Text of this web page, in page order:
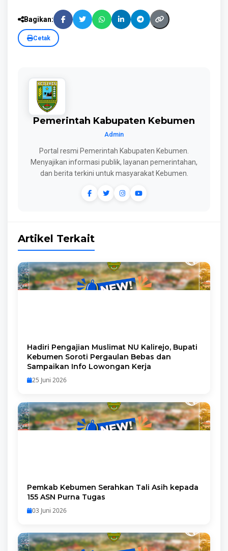
Bagikan:
Cetak
Pemerintah Kabupaten Kebumen
Admin
Portal resmi Pemerintah Kabupaten Kebumen.
Menyajikan informasi publik, layanan pemerintahan,
dan berita terkini untuk masyarakat Kebumen.
Artikel Terkait
Hadiri Pengajian Muslimat NU Kalirejo, Bupati
Kebumen Soroti Pergaulan Bebas dan
Sampaikan Info Lowongan Kerja
25 Juni 2026
Pemkab Kebumen Serahkan Tali Asih kepada
155 ASN Purna Tugas
03 Juni 2026